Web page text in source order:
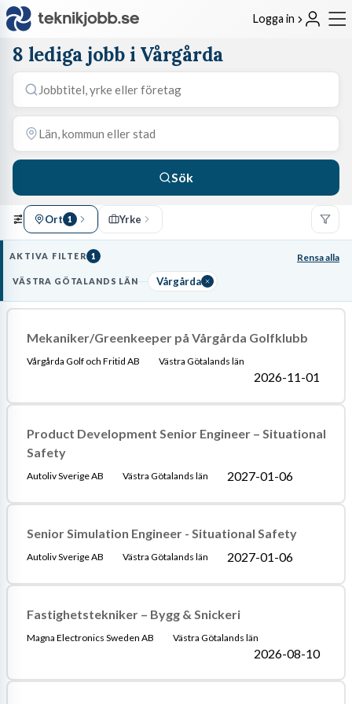
Logga in
8 lediga jobb i Vårgårda
Sök
Ort 1 Yrke
AKTIVA FILTER 1 Rensa alla
VÄSTRA GÖTALANDS LÄN Vårgårda
Mekaniker/Greenkeeper på Vårgårda Golfklubb
Vårgårda Golf och Fritid AB Västra Götalands län
2026-11-01
Product Development Senior Engineer – Situational
Safety
Autoliv Sverige AB Västra Götalands län 2027-01-06
Senior Simulation Engineer - Situational Safety
Autoliv Sverige AB Västra Götalands län 2027-01-06
Fastighetstekniker – Bygg & Snickeri
Magna Electronics Sweden AB Västra Götalands län
2026-08-10